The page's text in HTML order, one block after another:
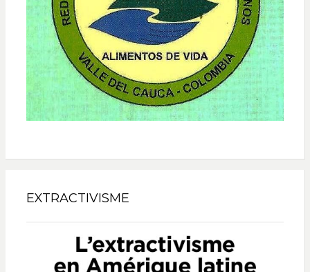
EXTRACTIVISME